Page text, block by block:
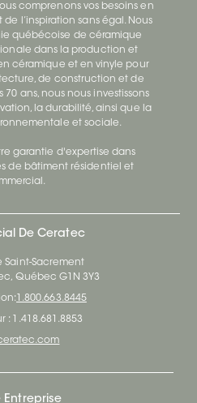
comprenons vos besoins en
l’inspiration sans égal. Nous
québécoise de céramique
dans la production et
céramique et en vinyle pour
de construction et de
ans, nous nous investissons
la durabilité, ainsi que la
et sociale.
garantie d'expertise dans
de bâtiment résidentiel et
De Ceratec
Saint-Sacrement
Québec G1N 3Y3
1.800.663.8445
: 1.418.681.8853
Entreprise